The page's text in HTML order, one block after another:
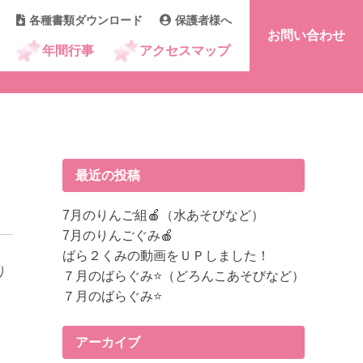
各種書類ダウンロード 保護者様へ
年間行事 アクセスマップ
お問い合わせ
最近の投稿
7月のりんご組🍎（水あそびなど）
7月のりんごぐみ🍎
ばら２くみの動画をＵＰしました！
７月のばらぐみ⭐（どろんこあそびなど）
７月のばらぐみ⭐
アーカイブ